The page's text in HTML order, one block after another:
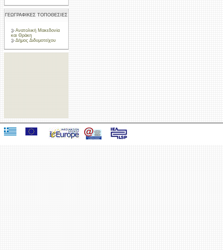
ΓΕΩΓΡΑΦΙΚΕΣ ΤΟΠΟΘΕΣΙΕΣ
Ανατολική Μακεδονία
και Θράκη
Δήμος Διδυμοτείχου